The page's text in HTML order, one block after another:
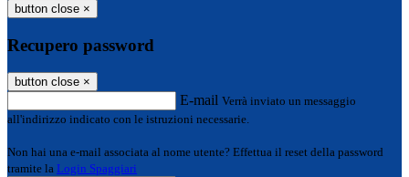
button close ×
Recupero password
button close ×
E-mail Verrà inviato un messaggio
all'indirizzo indicato con le istruzioni necessarie.
Non hai una e-mail associata al nome utente? Effettua il reset della password
tramite la Login Spaggiari